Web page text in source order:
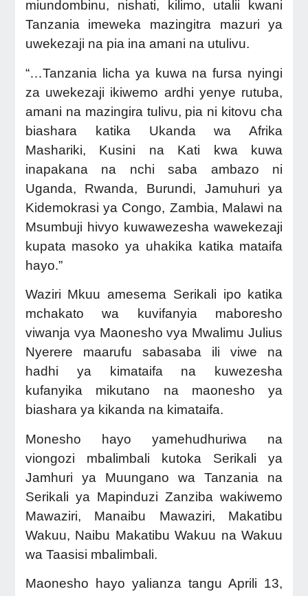
miundombinu, nishati, kilimo, utalii kwani
Tanzania imeweka mazingitra mazuri ya
uwekezaji na pia ina amani na utulivu.
“…Tanzania licha ya kuwa na fursa nyingi
za uwekezaji ikiwemo ardhi yenye rutuba,
amani na mazingira tulivu, pia ni kitovu cha
biashara katika Ukanda wa Afrika
Mashariki, Kusini na Kati kwa kuwa
inapakana na nchi saba ambazo ni
Uganda, Rwanda, Burundi, Jamuhuri ya
Kidemokrasi ya Congo, Zambia, Malawi na
Msumbuji hivyo kuwawezesha wawekezaji
kupata masoko ya uhakika katika mataifa
hayo.”
Waziri Mkuu amesema Serikali ipo katika
mchakato wa kuvifanyia maboresho
viwanja vya Maonesho vya Mwalimu Julius
Nyerere maarufu sabasaba ili viwe na
hadhi ya kimataifa na kuwezesha
kufanyika mikutano na maonesho ya
biashara ya kikanda na kimataifa.
Monesho hayo yamehudhuriwa na
viongozi mbalimbali kutoka Serikali ya
Jamhuri ya Muungano wa Tanzania na
Serikali ya Mapinduzi Zanziba wakiwemo
Mawaziri, Manaibu Mawaziri, Makatibu
Wakuu, Naibu Makatibu Wakuu na Wakuu
wa Taasisi mbalimbali.
Maonesho hayo yalianza tangu Aprili 13,